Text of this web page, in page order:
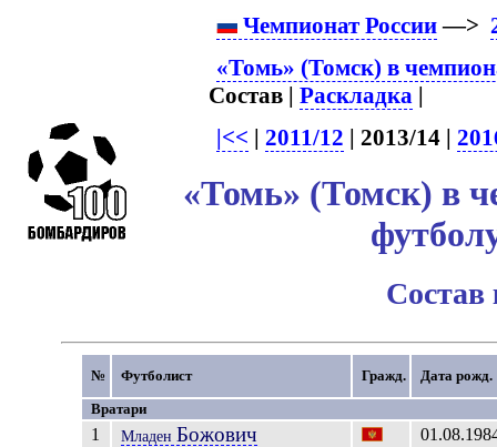
Чемпионат России—>
«Томь» (Томск) в
Состав |Раскладка |
|<< | 2011/12 | 2013/14 |
«Томь» (Томск) в
№ Футболист Гражд.
Дата рожд.
Вратари
1 Младен Божович